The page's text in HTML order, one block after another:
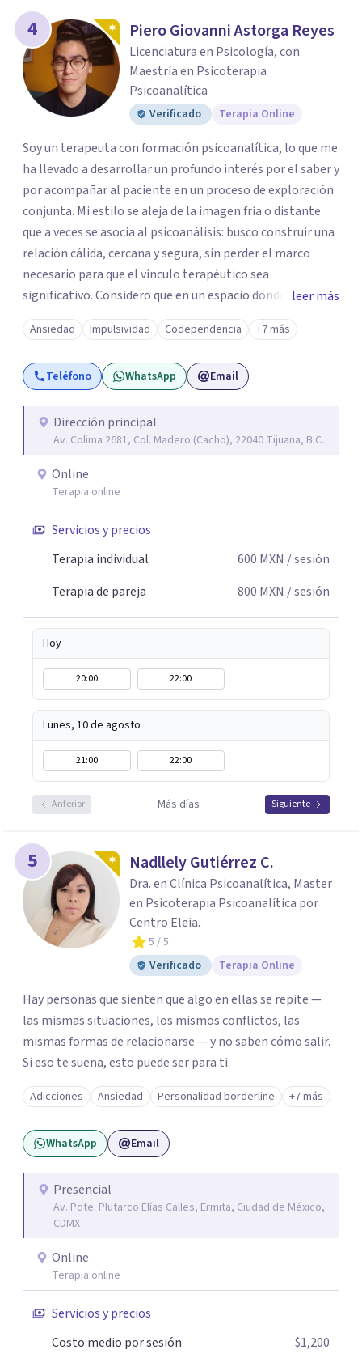
4 Piero Giovanni Astorga Reyes
Licenciatura en Psicología, con
Maestría en Psicoterapia
Psicoanalítica
Verificado Terapia Online
Soy un terapeuta con formación psicoanalítica, lo que me
ha llevado a desarrollar un profundo interés por el saber y
por acompañar al paciente en un proceso de exploración
conjunta. Mi estilo se aleja de la imagen fría o distante
que a veces se asocia al psicoanálisis: busco construir una
relación cálida, cercana y segura, sin perder el marco
necesario para que el vínculo terapéutico sea
significativo. Considero que en un espacio donde uno
puede sentirse acompañado y escuchado, es posible
mirar con honestidad cómo nos vinculamos afuera, qué se
repite, qué duele, y qué puede transformarse. En mi
consultorio hay lugar para todo: risas, tristezas, enojos y
escuchada. Si pudiste conectar con algo de esto,
mándame un mensaje y comencemos juntos a trabajar en
leer más
Ansiedad Impulsividad Codependencia +7 más
Teléfono WhatsApp Email
Dirección principal
Av. Colima 2681, Col. Madero (Cacho), 22040 Tijuana, B.C.
Online
Terapia online
Servicios y precios
Terapia individual
600 MXN / sesión
Terapia de pareja
800 MXN / sesión
Hoy
20:00 22:00
Lunes, 10 de agosto
21:00 22:00
Anterior Más días Siguiente
5 Nadllely Gutiérrez C.
Dra. en Clínica Psicoanalítica, Master
en Psicoterapia Psicoanalítica por
Centro Eleia.
5 / 5
Verificado
Terapia Online
Hay personas que sienten que algo en ellas se repite —
las mismas situaciones, los mismos conflictos, las
mismas formas de relacionarse — y no saben cómo salir.
Si eso te suena, esto puede ser para ti.
Adicciones Ansiedad Personalidad borderline +7 más
WhatsApp Email
Presencial
Av. Pdte. Plutarco Elías Calles, Ermita, Ciudad de México,
CDMX
Online
Terapia online
Servicios y precios
Costo medio por sesión
$1,200